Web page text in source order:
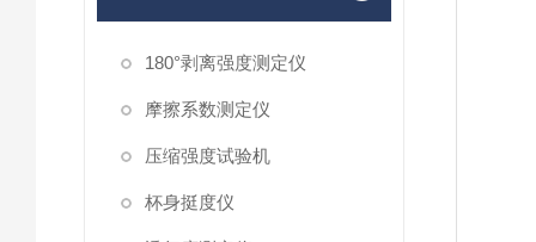
180°剥离强度测定仪
摩擦系数测定仪
压缩强度试验机
杯身挺度仪